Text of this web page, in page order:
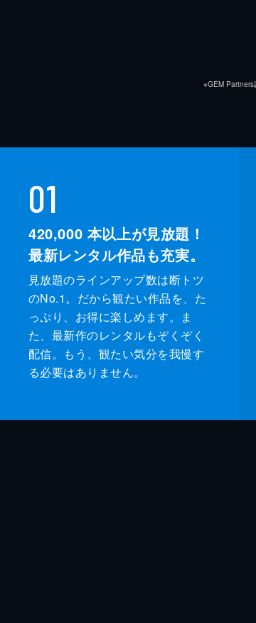
※GEM Partners
01
420,000 本以上が見放題！
最新レンタル作品も充実。
見放題のラインアップ数は断トツ
のNo.1。だから観たい作品を、た
っぷり、お得に楽しめます。ま
た、最新作のレンタルもぞくぞく
配信。もう、観たい気分を我慢す
る必要はありません。